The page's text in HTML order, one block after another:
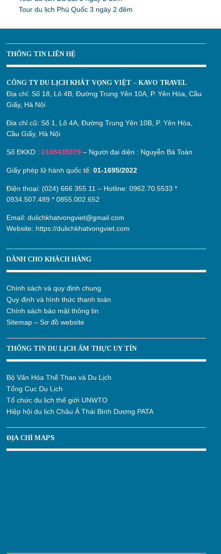
Tour du lịch Phú Quốc 3 ngày 2 đêm
THÔNG TIN LIÊN HỆ
CÔNG TY DU LỊCH KHÁT VỌNG VIỆT – KAVO TRAVEL
Địa chỉ:Số 18, Lô 4B, Đường Trung Yên 10A, P. Yên Hòa, Cầu
Giấy, Hà Nội
Địa chỉ cũ:Số 1, Lô 4A, Đường Trung Yên 10B, P. Yên Hòa,
Cầu Giấy, Hà Nội
Số ĐKKD :0105435079 – Người đại diện : Nguyễn Bá Toàn
Giấy phép lữ hành quốc tế:01-1695/2022
Điện thoại: (024) 666 355 11 – Hotline:0962.70.5533 *
0934.507.489 *0855.002.652
Email:dulichkhatvongviet@gmail.com
Website: https://dulichkhatvongviet.com
DÀNH CHO KHÁCH HÀNG
Chính sách và quy định chung
Quy định và hình thức thanh toán
Chính sách bảo mật thông tin
Sitemap – Sơ đồ website
THÔNG TIN DU LỊCH ẨM THỰC UY TÍN
Bộ Văn Hóa Thể Thao và Du Lịch
Tổng Cục Du Lịch
Tổ chức du lịch thế giới UNWTO
Hiệp hội du lịch Châu Á Thái Bình Dương PATA
ĐỊA CHỈ MAPS